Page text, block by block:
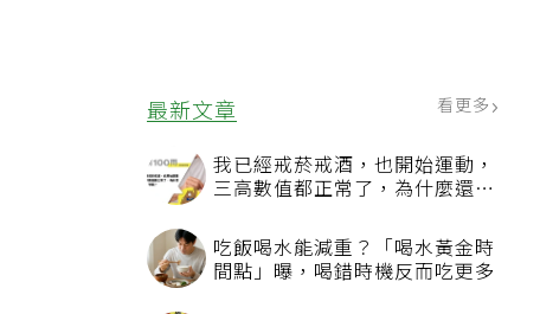
最新文章 看更多
我已經戒菸戒酒，也開始運動，
三高數值都正常了，為什麼還不
吃飯喝水能減重？「喝水黃金時
間點」曝，喝錯時機反而吃更多